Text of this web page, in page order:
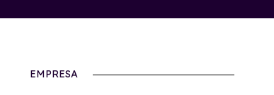
EMPRESA